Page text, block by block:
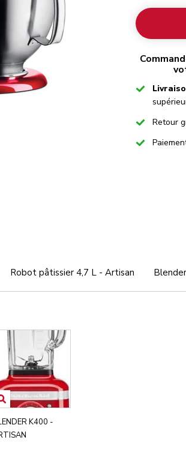
Checked
Checked
Retour
Checked
Robot pâtissier 4,7 L - Artisan
K400 -